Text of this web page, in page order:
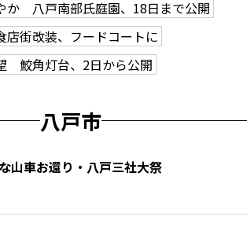
か 八戸南部氏庭園、18日まで公開
店街改装、フードコートに
鮫角灯台、2日から公開
八戸市
山車お還り・八戸三社大祭